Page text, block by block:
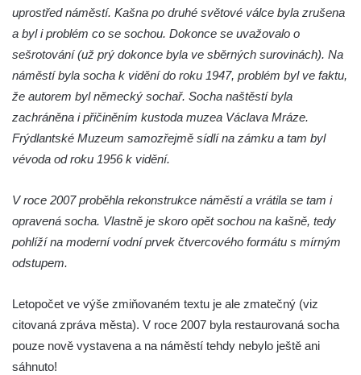
vstupu do poutního místa Římov
Plastika Koule v Gutenbergově ulici v
Liberci
Pamětní deska Vojtěcha Kocmicha na
domě čp. 37 v ulici Betlém v Římově
Pomník na paměť zrušení roboty v Plavu
Třebušíně
Pamětní deska Johanna Nepomuka
Fischera na domě čp. 5/16 na třídě 9.
května v Rumburku
severně od Tokáně
Obrázek svatého Huberta na buku svatého
Huberta
uprostřed náměstí. Kašna po druhé světové válce byla zrušena
a byl i problém co se sochou. Dokonce se uvažovalo o
sešrotování (už prý dokonce byla ve sběrných surovinách). Na
náměstí byla socha k vidění do roku 1947, problém byl ve faktu,
že autorem byl německý sochař. Socha naštěstí byla
zachráněna i přičiněním kustoda muzea Václava Mráze.
Frýdlantské Muzeum samozřejmě sídlí na zámku a tam byl
vévoda od roku 1956 k vidění.
V roce 2007 proběhla rekonstrukce náměstí a vrátila se tam i
opravená socha. Vlastně je skoro opět sochou na kašně, tedy
pohlíží na moderní vodní prvek čtvercového formátu s mírným
odstupem.
Letopočet ve výše zmiňovaném textu je ale zmatečný (viz
citovaná zpráva města). V roce 2007 byla restaurovaná socha
pouze nově vystavena a na náměstí tehdy nebylo ještě ani
sáhnuto!